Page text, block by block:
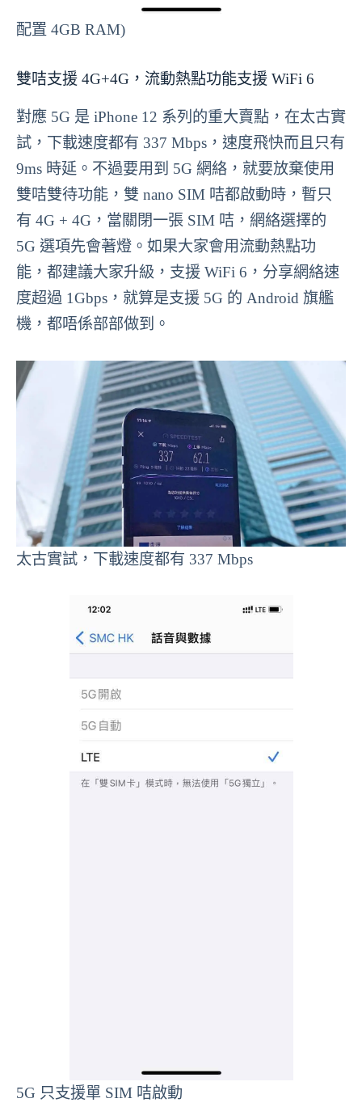
配置 4GB RAM)
雙咭支援 4G+4G，流動熱點功能支援 WiFi 6
對應 5G 是 iPhone 12 系列的重大賣點，在太古實
試，下載速度都有 337 Mbps，速度飛快而且只有
9ms 時延。不過要用到 5G 網絡，就要放棄使用
雙咭雙待功能，雙 nano SIM 咭都啟動時，暫只
有 4G + 4G，當關閉一張 SIM 咭，網絡選擇的
5G 選項先會著燈。如果大家會用流動熱點功
能，都建議大家升級，支援 WiFi 6，分享網絡速
度超過 1Gbps，就算是支援 5G 的 Android 旗艦
機，都唔係部部做到。
太古實試，下載速度都有 337 Mbps
5G 只支援單 SIM 咭啟動